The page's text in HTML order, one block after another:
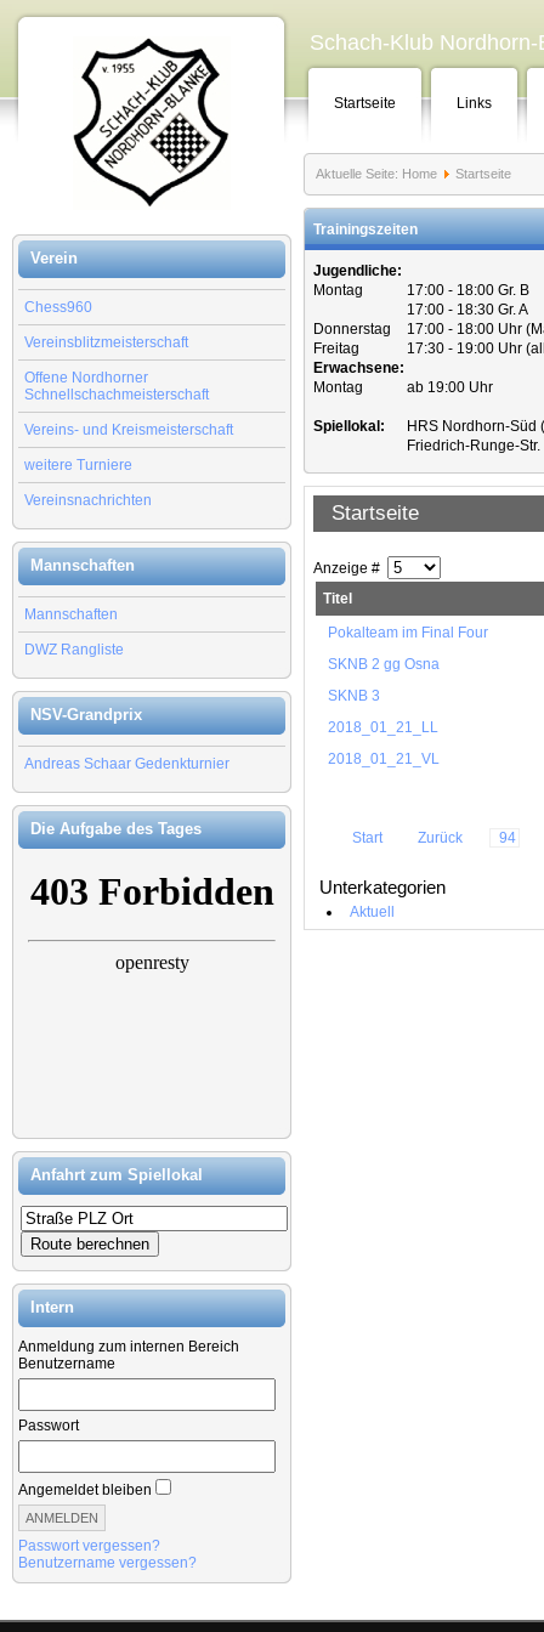
Verein
Chess960
Vereinsblitzmeisterschaft
Offene Nordhorner
Schnellschachmeisterschaft
Vereins- und Kreismeisterschaft
weitere Turniere
Vereinsnachrichten
Mannschaften
Mannschaften
DWZ Rangliste
NSV-Grandprix
Andreas Schaar Gedenkturnier
Die Aufgabe des Tages
Anfahrt zum Spiellokal
Intern
Anmeldung zum internen Bereich
Benutzername
Passwort
Angemeldet bleiben
Passwort vergessen?
Benutzername vergessen?
Schach-Klub
Startseite Links
Aktuelle Seite: Home Startseite
Trainingszeiten
Jugendliche:
Montag
17:00 - 18:00 Gr. B
17:00 - 18:30 Gr. A
Donnerstag
17:00 - 18:00 Uhr
Freitag
17:30 - 19:00 Uhr
Erwachsene:
Montag
ab 19:00 Uhr
Spiellokal:
HRS Nordhorn-Süd
Friedrich-Runge-
Startseite
Anzeige #
Titel
Pokalteam im Final Four
SKNB 2 gg Osna
SKNB 3
2018_01_21_LL
2018_01_21_VL
Start Zurück 94
Unterkategorien
Aktuell